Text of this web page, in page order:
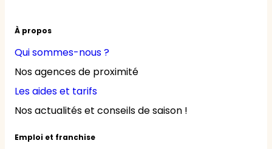
À propos
Qui sommes-nous ?
Nos agences de proximité
Les aides et tarifs
Nos actualités et conseils de saison !
Emploi et franchise